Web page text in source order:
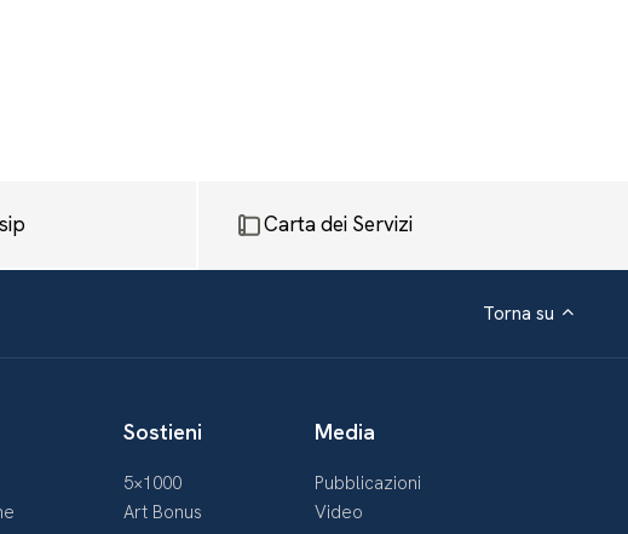
Carta dei Servizi
Torna su
Sostieni
5×1000
Art Bonus
Media
Pubblicazioni
Video